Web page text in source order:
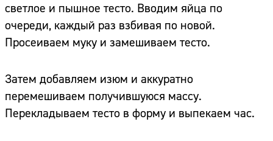
светлое и пышное тесто. Вводим яйца по
очереди, каждый раз взбивая по новой.
Просеиваем муку и замешиваем тесто.
Затем добавляем изюм и аккуратно
перемешиваем получившуюся массу.
Перекладываем тесто в форму и выпекаем час.